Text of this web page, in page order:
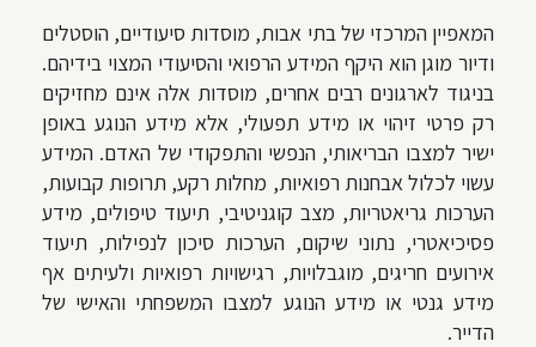
המאפיין המרכזי של בתי אבות, מוסדות סיעודיים, הוסטלים
ודיור מוגן הוא היקף המידע הרפואי והסיעודי המצוי בידיהם.
בניגוד לארגונים רבים אחרים, מוסדות אלה אינם מחזיקים
רק פרטי זיהוי או מידע תפעולי, אלא מידע הנוגע באופן
ישיר למצבו הבריאותי, הנפשי והתפקודי של האדם. המידע
עשוי לכלול אבחנות רפואיות, מחלות רקע, תרופות קבועות,
הערכות גריאטריות, מצב קוגניטיבי, תיעוד טיפולים, מידע
פסיכיאטרי, נתוני שיקום, הערכות סיכון לנפילות, תיעוד
אירועים חריגים, מוגבלויות, רגישויות רפואיות ולעיתים אף
מידע גנטי או מידע הנוגע למצבו המשפחתי והאישי של
הדייר.